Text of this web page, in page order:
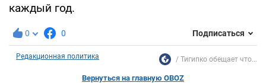
каждый год.
0 0 Подписаться
Редакционная политика Тигипко обещает что...
Вернуться на главную OBOZ